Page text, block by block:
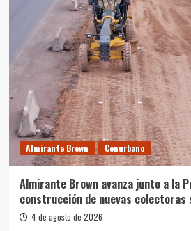
Almirante Brown Conurbano
Almirante Brown avanza junto a la
construcción de nuevas colectoras
4 de agosto de 2026